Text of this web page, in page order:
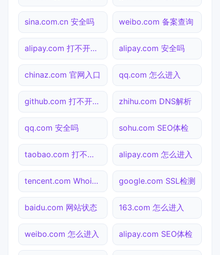
sina.com.cn 安全吗 weibo.com 备案查询
alipay.com 打不开检测 alipay.com 安全吗
chinaz.com 官网入口 qq.com 怎么进入
github.com 打不开检测 zhihu.com DNS解析
qq.com 安全吗 sohu.com SEO体检
taobao.com 打不开检测 alipay.com 怎么进入
tencent.com Whois查询 google.com SSL检测
baidu.com 网站状态 163.com 怎么进入
weibo.com 怎么进入 alipay.com SEO体检